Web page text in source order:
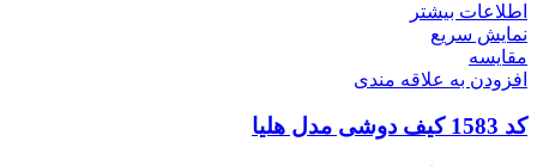
اطلاعات بیشتر
نمایش سریع
مقايسه
افزودن به علاقه مندی
کد 1583 کیف دوشی مدل هلیا